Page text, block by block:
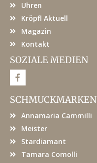
Uhren
Kröpfl Aktuell
Magazin
Kontakt
SOZIALE MEDIEN
F
a
e
b
o
SCHMUCKMARKEN
Annamaria Cammilli
Meister
Stardiamant
Tamara Comolli